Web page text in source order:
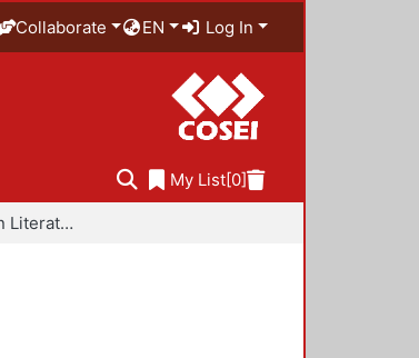
Collaborate EN Log In
My List[0]
Especialización en Literatura Mexicana del Siglo XX